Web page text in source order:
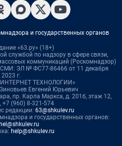
и государственных органов
«63.ру» (18+)
службой по надзору в сфере связи,
коммуникаций (Роскомнадзор)
СМИ: ЭЛ № ФС77-86466 от 11 декабря
2023 г.
ТЕХНОЛОГИИ»
Евгений Юрьевич
пр. Карла Маркса, д. 201б, этаж 12,
+7 (960) 8-321-574
редакции: 63@shkulev.ru
и государственных органов:
help@shkulev.ru